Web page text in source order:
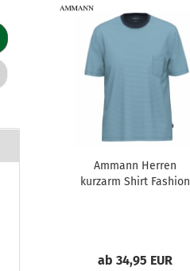
Ammann Herren
kurzarm Shirt Fashion
ab 34,95 EUR